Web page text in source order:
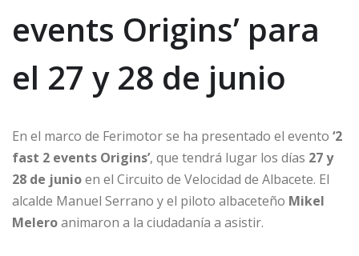
events Origins’ para
el 27 y 28 de junio
En el marco de Ferimotor se ha presentado el evento ‘2
fast 2 events Origins’, que tendrá lugar los días 27 y
28 de junioen el Circuito de Velocidad de Albacete. El
alcalde Manuel Serrano y el piloto albaceteño Mikel
Meleroanimaron a la ciudadanía a asistir.